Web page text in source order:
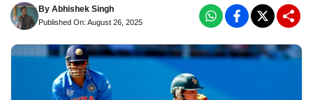
By Abhishek Singh
Published On: August 26, 2025